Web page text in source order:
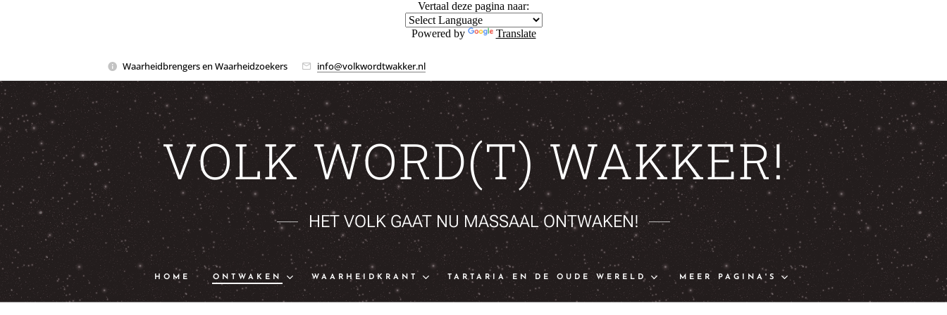
Vertaal deze pagina naar:
Powered by Translate
Waarheidbrengers en Waarheidzoekers info@volkwordtwakker.nl
VOLK WORD(T) WAKKER!
HET VOLK GAAT NU MASSAAL ONTWAKEN!
HOME ONTWAKEN WAARHEIDKRANT TARTARIA EN DE OUDE WERELD MEER PAGINA'S